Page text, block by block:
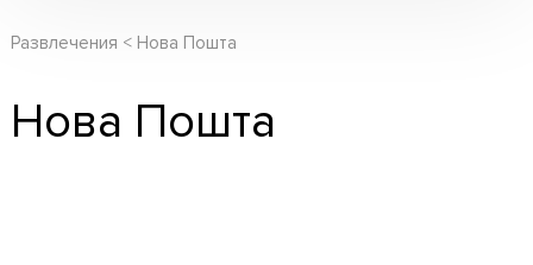
Развлечения Нова Пошта
Нова Пошта